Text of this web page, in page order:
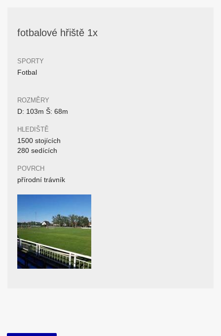
fotbalové hřiště 1x
SPORTY
Fotbal
ROZMĚRY
D: 103m Š: 68m
HLEDIŠTĚ
1500 stojících
280 sedících
POVRCH
přírodní trávník